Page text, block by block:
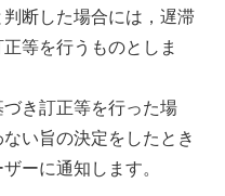
断した場合には，遅滞
等を行うものとしま
き訂正等を行った場
い旨の決定をしたとき
ーに通知します。